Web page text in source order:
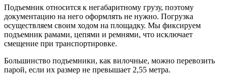
Подъемник относится к негабаритному грузу, поэтому
документацию на него оформлять не нужно. Погрузка
осуществляем своим ходом на площадку. Мы фиксируем
подъемник рамами, цепями и ремнями, что исключает
смещение при транспортировке.
Большинство подъемники, как вилочные, можно перевозить
парой, если их размер не превышает 2,55 метра.